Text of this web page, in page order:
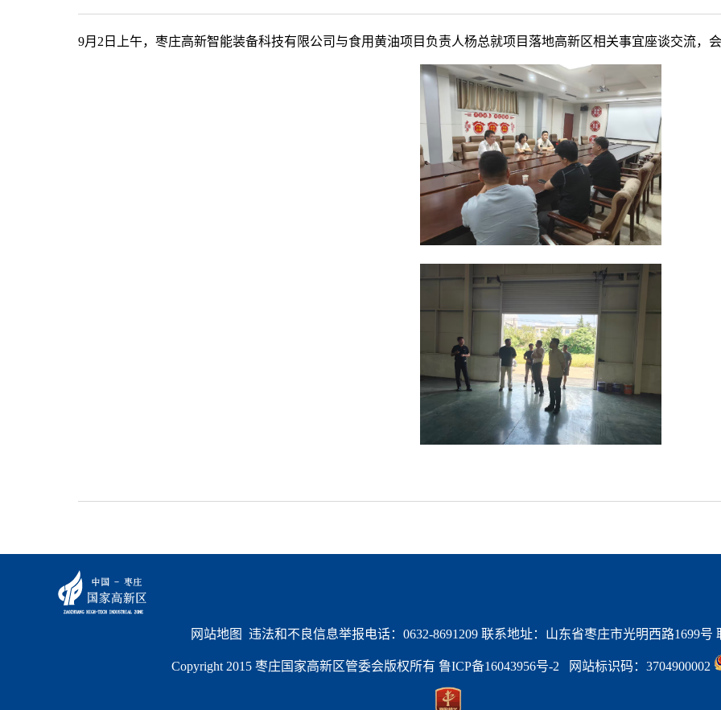
9月2日上午，枣庄高新智能装备科技有限公司与食用黄油项目负责人杨总就项目落地高新区相关事宜座谈交流，会
网站地图
违法和不良信息举报电话：0632-8691209 联系地址：山东省枣庄市光明西路1699
Copyright 2015 枣庄国家高新区管委会版权所有 鲁ICP备16043956号-2 网站标识码：3704900002